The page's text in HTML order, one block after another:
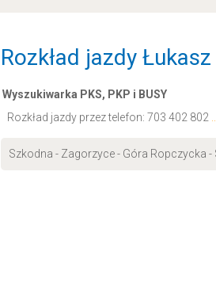
Rozkład jazdy
Wyszukiwarka PKS, PKP i BUSY
Rozkład jazdy przez telefon: 703 402 802
Szkodna - Zagorzyce - Góra Ropczycka